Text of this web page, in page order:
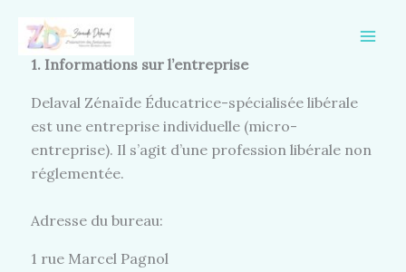
contenu1. Informations sur l’entreprise
Delaval Zénaïde Éducatrice-spécialisée libérale
est une entreprise individuelle (micro-
entreprise). Il s’agit d’une profession libérale non
réglementée.
Adresse du bureau:
1 rue Marcel Pagnol